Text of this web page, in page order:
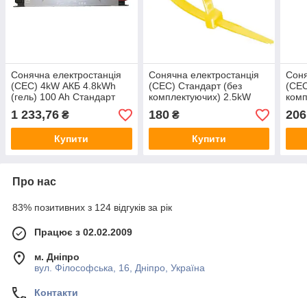
Сонячна електростанція
(СЕС) 4kW АКБ 4.8kWh
(гель) 100 Ah Стандарт
1 233,76 ₴
Купити
Сонячна електростанція
(СЕС) Стандарт (без
комплектуючих) 2.5kW
АКБ 3.6kWh Gel 150 Ah
180₴
Купити
АКБ
Ah
206
Про нас
83% позитивних з 124 відгуків за рік
Працює з 02.02.2009
м. Дніпро
вул. Філософська, 16, Дніпро, Україна
Контакти